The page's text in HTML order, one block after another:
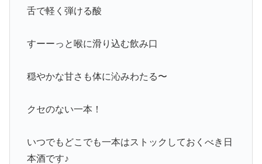
舌で軽く弾ける酸
すーーっと喉に滑り込む飲み口
穏やかな甘さも体に沁みわたる〜
クセのない一本！
いつでもどこでも一本はストックしておくべき日
本酒です♪